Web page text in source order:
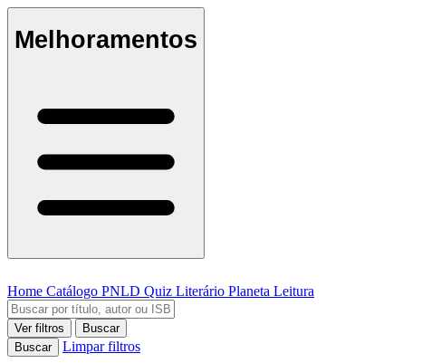
Melhoramentos
Home Catálogo PNLD Quiz Literário Planeta Leitura
Ver filtros
Buscar
Buscar
Limpar filtros